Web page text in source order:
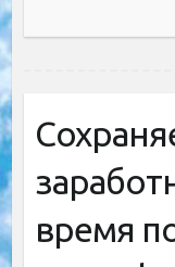
время